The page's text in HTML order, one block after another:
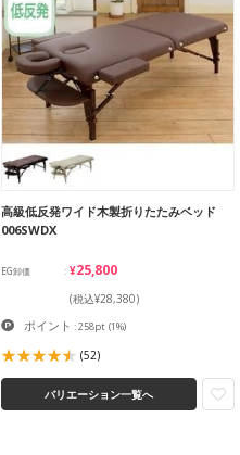
高級低反発ワイド木製折りたたみベッド
006SWDX
EG卸価 ¥25,800
(税込¥28,380)
ポイント : 258pt (1%)
(52)
バリエーション一覧へ